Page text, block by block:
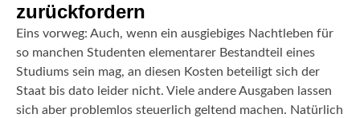
zurückfordern
Eins vorweg: Auch, wenn ein ausgiebiges Nachtleben für
so manchen Studenten elementarer Bestandteil eines
Studiums sein mag, an diesen Kosten beteiligt sich der
Staat bis dato leider nicht. Viele andere Ausgaben lassen
sich aber problemlos steuerlich geltend machen. Natürlich